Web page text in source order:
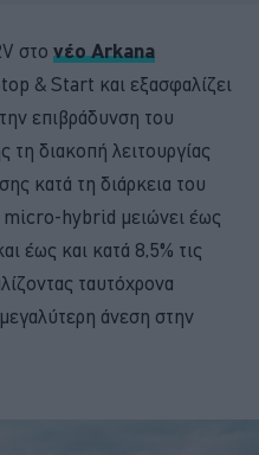
στο νέο Arkana
& Start και εξασφαλίζει
επιβράδυνση του
τη διακοπή λειτουργίας
κατά τη διάρκεια του
micro-hybrid μειώνει έως
έως και κατά 8,5% τις
ταυτόχρονα
άνεση στην